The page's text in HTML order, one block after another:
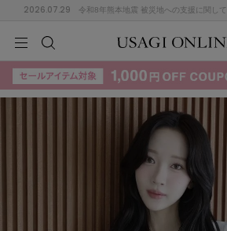
2026.07.29 令和8年熊本地震 被災地への支援に関して
検索
KIDSBABYBEAUTYLIFE STYLE
(715)
KIDSBABYBEAUTYLIFE STYLE
F
M N
T